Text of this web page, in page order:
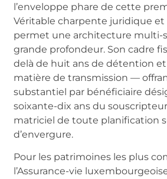
l’enveloppe phare de cette
Véritable charpente juridique et
permet une architecture multi-
grande profondeur. Son cadre
delà de huit ans de détention et
matière de transmission —
substantiel par bénéficiaire
soixante-dix ans du
matriciel de toute planification
d’envergure.
Pour les patrimoines les plus
l’Assurance-vie